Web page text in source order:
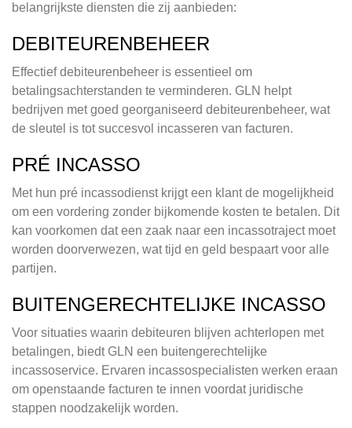
belangrijkste diensten die zij aanbieden:
DEBITEURENBEHEER
Effectief debiteurenbeheer is essentieel om
betalingsachterstanden te verminderen. GLN helpt
bedrijven met goed georganiseerd debiteurenbeheer, wat
de sleutel is tot succesvol incasseren van facturen.
PRÉ INCASSO
Met hun pré incassodienst krijgt een klant de mogelijkheid
om een vordering zonder bijkomende kosten te betalen. Dit
kan voorkomen dat een zaak naar een incassotraject moet
worden doorverwezen, wat tijd en geld bespaart voor alle
partijen.
BUITENGERECHTELIJKE INCASSO
Voor situaties waarin debiteuren blijven achterlopen met
betalingen, biedt GLN een buitengerechtelijke
incassoservice. Ervaren incassospecialisten werken eraan
om openstaande facturen te innen voordat juridische
stappen noodzakelijk worden.